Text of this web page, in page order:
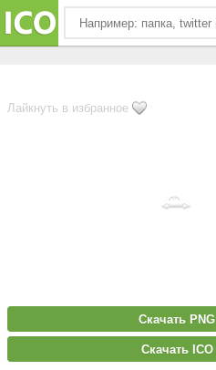
Лайкнуть в избранное
Скачать PNG
Скачать ICO